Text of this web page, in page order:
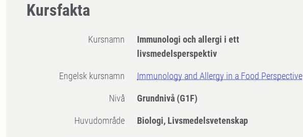
Kursfakta
Kursnamn
Immunologi och allergi i ett
livsmedelsperspektiv
Engelsk kursnamn Immunology and Allergy in a Food Perspective
Nivå Grundnivå (G1F)
Huvudområde Biologi, Livsmedelsvetenskap